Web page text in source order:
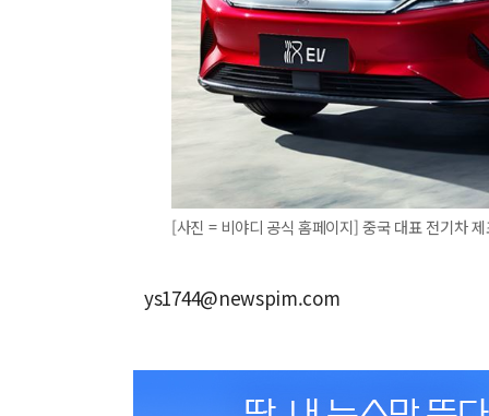
[사진 = 비야디 공식 홈페이지] 중국 대표 전기차
ys1744@newspim.com